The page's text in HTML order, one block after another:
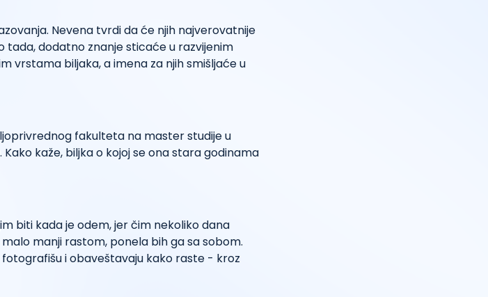
Nevena tvrdi da će njih najverovatnije
tada, dodatno znanje sticaće u razvijenim
vrstama biljaka, a imena za njih smišljaće u
fakulteta na master studije u
kaže, biljka o kojoj se ona stara godinama
biti kada je odem, jer čim nekoliko dana
manji rastom, ponela bih ga sa sobom.
i obaveštavaju kako raste - kroz